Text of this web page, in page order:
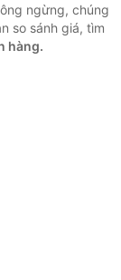
ngừng, chúng
so sánh giá, tìm
hàng.